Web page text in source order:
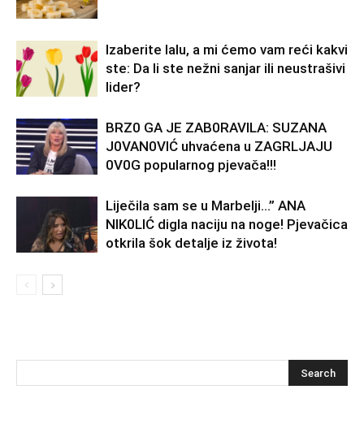
Izaberite lalu, a mi ćemo vam reći kakvi
ste: Da li ste nežni sanjar ili neustrašivi
lider?
BRZ0 GA JE ZAB0RAVlLA: SUZANA
J0VAN0VIĆ uhvaćena u ZAGRLJAJU
0V0G popularnog pjevača!!!
Liječila sam se u Marbelji…” ANA
NlK0LlĆ digla naciju na noge! Pjevačica
otkrila šok detalje iz života!